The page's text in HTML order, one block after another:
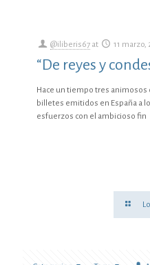
@iliberis67 at 11 marzo,
“De reyes y
Hace un tiempo tres
billetes emitidos en España a
esfuerzos con el ambicioso fin